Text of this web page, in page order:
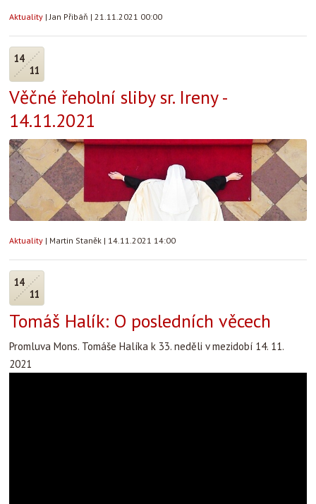
Aktuality |Jan Přibáň | 21.11.2021 00:00
14
11
Věčné řeholní sliby sr. Ireny -
14.11.2021
Aktuality | Martin Staněk | 14.11.2021 14:00
14
11
Tomáš Halík: O posledních věcech
Promluva Mons. Tomáše Halíka k 33. neděli v mezidobí 14. 11.
2021